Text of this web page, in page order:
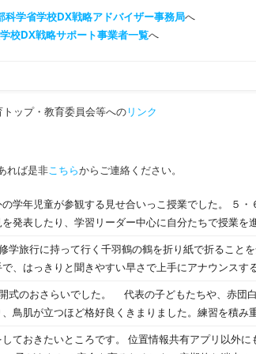
科学省学校DX戦略アドバイザー事務局へ
校DX戦略サポート事業者一覧へ
ップ・教育委員会等へのリンク
れば是非こちらからご連絡ください。
する見せ合いっこ授業でした。 ５・６年生のタイピングの早さや、
発表したり、学習リーダー中心に自分たちで授業を
びと自分の考えを表現して協力しながら授業を作り
旅行に持って行く千羽鶴の鶴を折り紙で折ることを
で、はっきりと聞きやすい早さで上手にアナウンス
ました。一生懸命はかっこいい！！ あっという間
年生が面積の大きさ比べをタブレットで実施していま
トに言葉で書きます。前期終わりからコの字スタイ
たちや、赤団白団が掛け合って歌い合う時の
鳥肌が立つほど格好良くきまりました。練習を積み
配されます･･･。今のところ雨時々曇り(泣)。祈る
ておきたいところです。 位置情報共有アプリ以外に